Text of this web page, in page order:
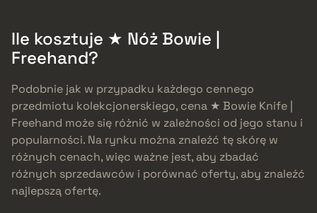
Ile kosztuje ★ Nóż Bowie |
Freehand?
Podobnie jak w przypadku każdego cennego
przedmiotu kolekcjonerskiego, cena ★ Bowie Knife |
Freehand może się różnić w zależności od jego stanu i
popularności. Na rynku można znaleźć tę skórę w
różnych cenach, więc ważne jest, aby zbadać
różnych sprzedawców i porównać oferty, aby znaleźć
najlepszą ofertę.